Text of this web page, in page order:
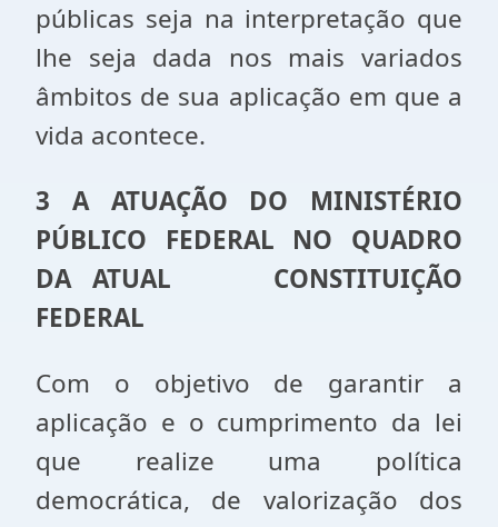
públicas seja na interpretação que
lhe seja dada nos mais variados
âmbitos de sua aplicação em que a
vida acontece.
3 A ATUAÇÃO DO MINISTÉRIO
PÚBLICO FEDERAL NO QUADRO
DA ATUAL CONSTITUIÇÃO
FEDERAL
Com o objetivo de garantir a
aplicação e o cumprimento da lei
que realize uma política
democrática, de valorização dos